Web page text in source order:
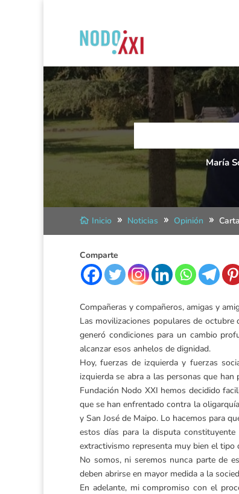
María
Inicio Noticias Opinión
Comparte
Compañeras y compañeros, amigas y
Las movilizaciones populares de
generó condiciones para un cambio
alcanzar esos anhelos de dignidad.
Hoy, fuerzas de izquierda y fuerzas
izquierda se abra a las personas que
Fundación Nodo XXI hemos decidido
que se han enfrentado contra la
y San José de Maipo. Lo hacemos para
estos días para la disputa
extractivismo representa muy bien el
No somos, ni seremos nunca parte de
deben abrirse en mayor medida a la
En adelante, mi compromiso con el